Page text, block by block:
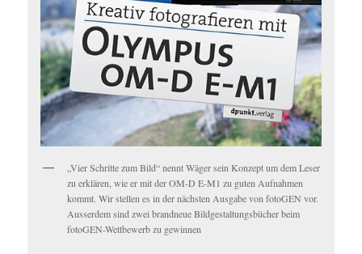
„Vier Schritte zum Bild“ nennt Wäger sein Konzept um dem Leser
zu erklären, wie er mit der OM-D E-M1 zu guten Aufnahmen
kommt. Wir stellen es in der nächsten Ausgabe von fotoGEN vor.
Ausserdem sind zwei brandneue Bildgestaltungsbücher beim
fotoGEN-Wettbewerb zu gewinnen